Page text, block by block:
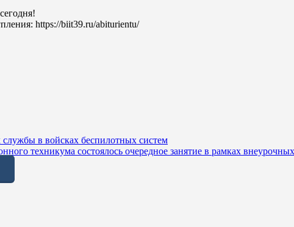
https://biit39.ru/abiturientu/
в войсках беспилотных систем
техникума состоялось очередное занятие в рамках